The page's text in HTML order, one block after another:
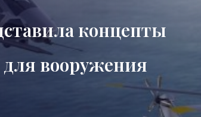
концепты
для вооружения